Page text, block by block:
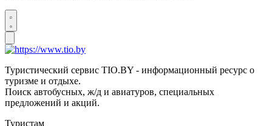
Туристический сервис TIO.BY - информационный ресурс о
туризме и отдыхе.
Поиск автобусных, ж/д и авиатуров, специальных
предложений и акций.
Туристам